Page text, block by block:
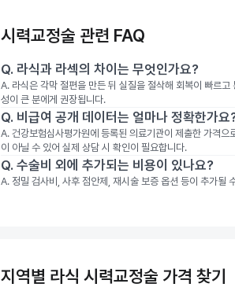
시력교정술 관련 FAQ
Q. 라식과 라섹의 차이는 무엇인가요?
A. 라식은 각막 절편을 만든 뒤 실질을 절삭해 회복이 빠르
성이 큰 분에게 권장됩니다.
Q. 비급여 공개 데이터는 얼마나 정확한가요
A. 건강보험심사평가원에 등록된 의료기관이 제출한 가격
이 아닐 수 있어 실제 상담 시 확인이 필요합니다.
Q. 수술비 외에 추가되는 비용이 있나요?
A. 정밀 검사비, 사후 점안제, 재시술 보증 옵션 등이 추가될
지역별 라식 시력교정술 가격 찾기